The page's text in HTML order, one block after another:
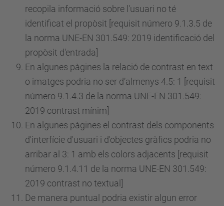
recopila informació sobre l'usuari no té
identificat el propòsit [requisit número 9.1.3.5 de
la norma UNE-EN 301.549: 2019 identificació del
propòsit d'entrada]
En algunes pàgines la relació de contrast en text
o imatges podria no ser d’almenys 4.5: 1 [requisit
número 9.1.4.3 de la norma UNE-EN 301.549:
2019 contrast mínim]
En algunes pàgines el contrast dels components
d'interfície d'usuari i d'objectes gràfics podria no
arribar al 3: 1 amb els colors adjacents [requisit
número 9.1.4.11 de la norma UNE-EN 301.549:
2019 contrast no textual]
De manera puntual podria existir algun error